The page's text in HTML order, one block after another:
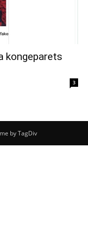
kongeparets
3
by TagDiv